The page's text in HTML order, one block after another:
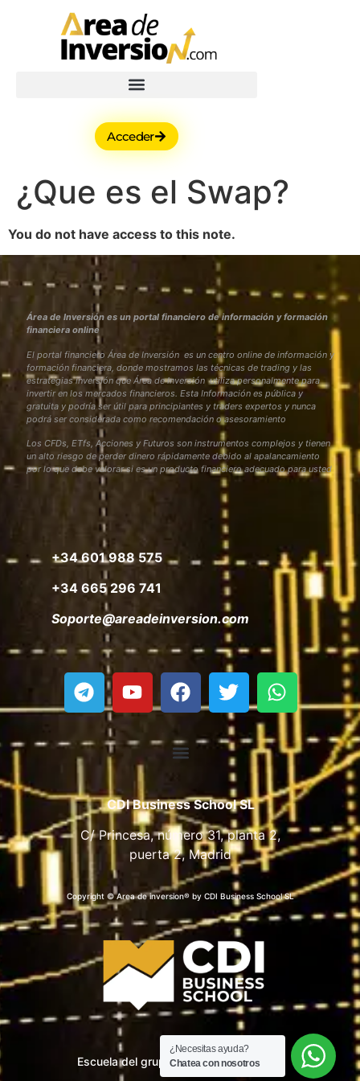
Acceder
¿Que es el Swap?
You do not have access to this note.
Área de Inversión es un portal financiero de información y formación
financiera online
El portal financiero Área de Inversión es un centro online de información y
formación financiera, donde mostramos las técnicas de trading y las
estrategias inversión que Área de Inversión utiliza personalmente para
invertir en los mercados financieros. Esta Información es pública y
gratuita y podría ser útil para principiantes y traders expertos y nunca
podrá ser considerada como recomendación o asesoramiento
Los CFDs, ETfs, Acciones y Futuros son instrumentos complejos y tienen
un alto riesgo de perder dinero rápidamente debido al apalancamiento
por lo que debe valorar si es un producto financiero adecuado para usted
+34 601 988 575
+34 665 296 741
Soporte@areadeinversion.com
CDI Business School SL
C/ Princesa, número 31, planta 2,
puerta 2, Madrid
Copyright © Area de inversion® by CDI Business School SL
Escuela del grupo CDI Business School
¿Necesitas ayuda?
Chatea con nosotros